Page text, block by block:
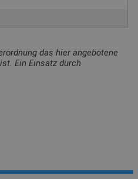
das hier angebotene
Ein Einsatz durch